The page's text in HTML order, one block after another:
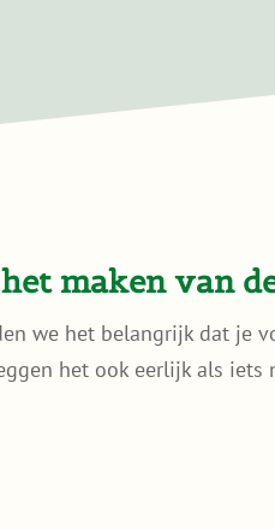
maken van
we het belangrijk dat
het ook eerlijk als